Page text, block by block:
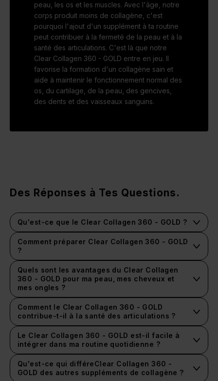
peau, les os et les muscles. Avec l'âge, notre
corps produit moins de collagène, c'est
pourquoi l'ajout d'un supplément à ta routine
peut contribuer à la fermeté de la peau et à la
santé des articulations. C'est là que notre
Clear Collagen 360 - GOLD entre en jeu. Il
favorise la formation d'un collagène sain et
aide à maintenir le fonctionnement normal des
os, du cartilage, de la peau, des gencives,
des dents et des vaisseaux sanguins.
Des Réponses à Tes Questions.
Qu'est-ce que le Clear Collagen 360 - GOLD ?
Comment préparer Clear Collagen 360 - GOLD
?
Flow Bottle
Quels sont les avantages du Clear Collagen
360 - GOLD pour ma peau, mes cheveux et
mes ongles ?
Comment le Clear Collagen 360 - GOLD
contribue-t-il à la santé des articulations ?
Le Clear Collagen 360 - GOLD est-il facile à
intégrer dans ma routine quotidienne ?
Qu'est-ce qui différeClear Collagen 360 -
GOLD des autres suppléments de collagène ?